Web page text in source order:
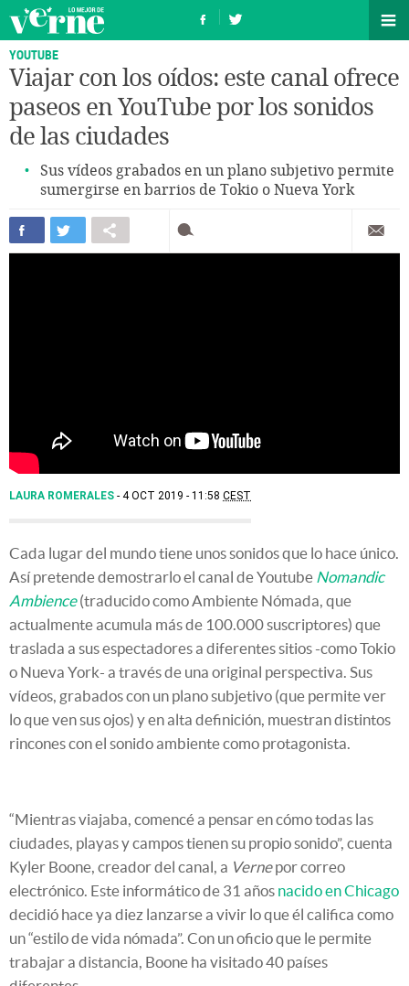
YOUTUBE
Viajar con los oídos: este canal ofrece
paseos en YouTube por los sonidos
de las ciudades
Sus vídeos grabados en un plano subjetivo permite
sumergirse en barrios de Tokio o Nueva York
LAURA ROMERALES 4 OCT 2019 - 11:58 CEST
Cada lugar del mundo tiene unos sonidos que lo hace único.
Así pretende demostrarlo el canal de Youtube Nomandic
Ambience(traducido como Ambiente Nómada, que
actualmente acumula más de 100.000 suscriptores) que
traslada a sus espectadores a diferentes sitios -como Tokio
o Nueva York- a través de una original perspectiva. Sus
vídeos, grabados con un plano subjetivo (que permite ver
lo que ven sus ojos) y en alta definición, muestran distintos
rincones con el sonido ambiente como protagonista.
“Mientras viajaba, comencé a pensar en cómo todas las
ciudades, playas y campos tienen su propio sonido”, cuenta
Kyler Boone, creador del canal, a Vernepor correo
electrónico. Este informático de 31 años nacido en Chicago
decidió hace ya diez lanzarse a vivir lo que él califica como
un “estilo de vida nómada”. Con un oficio que le permite
trabajar a distancia, Boone ha visitado 40 países